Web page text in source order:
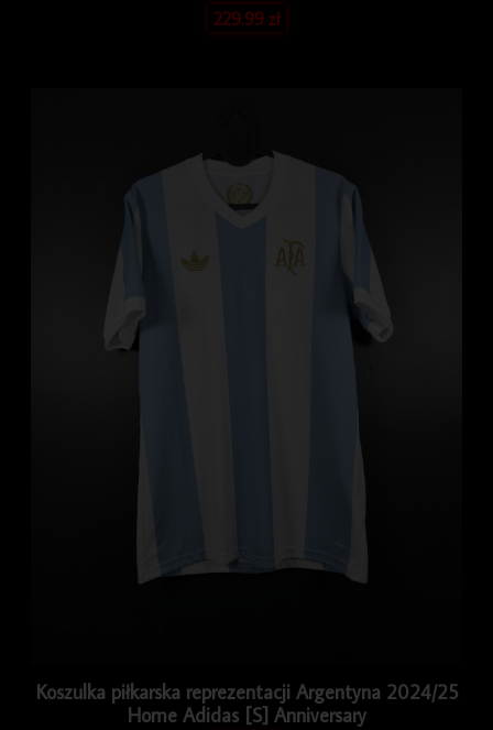
229.99zł
Koszulka piłkarska reprezentacji Argentyna 2024/25
Home Adidas [S] Anniversary